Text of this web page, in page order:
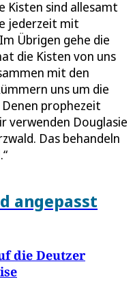
Kisten sind allesamt
jederzeit mit
Übrigen gehe die
die Kisten von uns
mit den
uns um die
prophezeit
verwenden Douglasie
Das behandeln
angepasst
die Deutzer